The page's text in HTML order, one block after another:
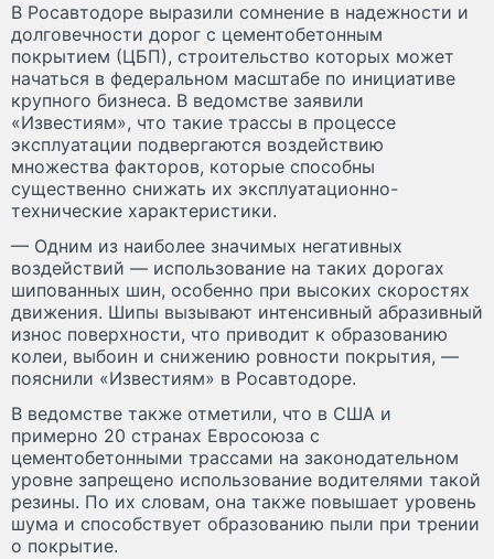
В Росавтодоре выразили сомнение в надежности и
долговечности дорог с цементобетонным
покрытием (ЦБП), строительство которых может
начаться в федеральном масштабе по инициативе
крупного бизнеса. В ведомстве заявили
«Известиям», что такие трассы в процессе
эксплуатации подвергаются воздействию
множества факторов, которые способны
существенно снижать их эксплуатационно-
технические характеристики.
— Одним из наиболее значимых негативных
воздействий — использование на таких дорогах
шипованных шин, особенно при высоких скоростях
движения. Шипы вызывают интенсивный абразивный
износ поверхности, что приводит к образованию
колеи, выбоин и снижению ровности покрытия, —
пояснили «Известиям» в Росавтодоре.
В ведомстве также отметили, что в США и
примерно 20 странах Евросоюза с
цементобетонными трассами на законодательном
уровне запрещено использование водителями такой
резины. По их словам, она также повышает уровень
шума и способствует образованию пыли при трении
о покрытие.